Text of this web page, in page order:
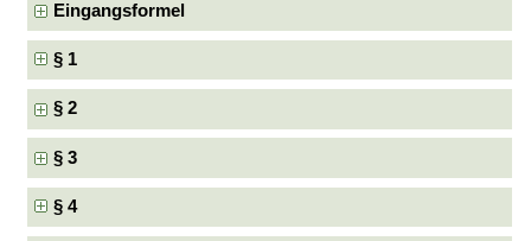
Eingangsformel
§ 1
§ 2
§ 3
§ 4